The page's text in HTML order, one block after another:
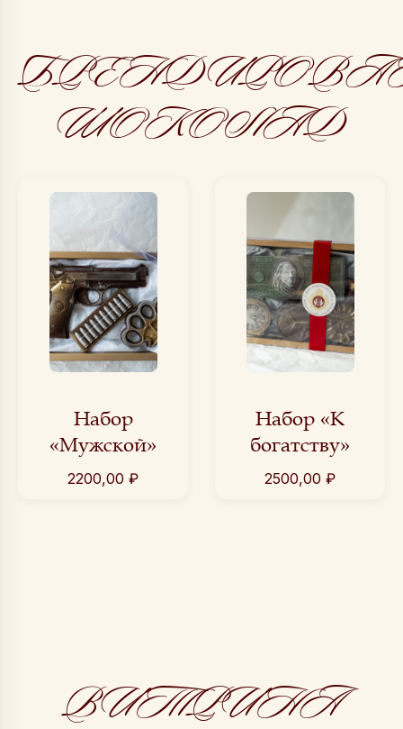
ШОКОЛАД
Набор
«Мужской»
2200,00 ₽
Набор «К
богатству»
2500,00 ₽
ВИТРИНА